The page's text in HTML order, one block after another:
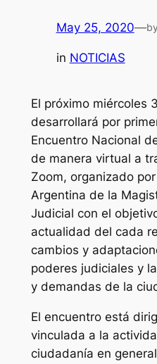
May 25, 2020—by
in NOTICIAS
El próximo miércoles
desarrollará por
Encuentro Nacional
de manera virtual a
Zoom, organizado
Argentina de la
Judicial con el
actualidad del cada
cambios y
poderes judiciales y
y demandas de la
El encuentro está
vinculada a la
ciudadanía en